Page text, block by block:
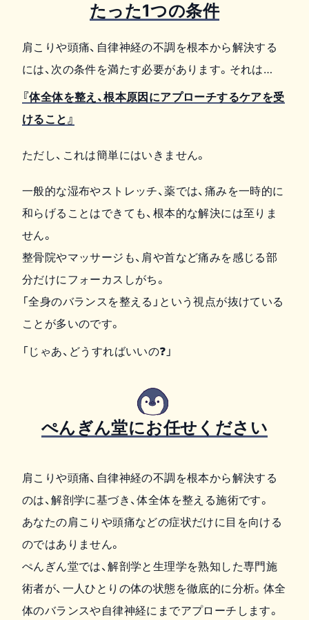
たった1つの条件
肩こりや頭痛、自律神経の不調を根本から解決する
には、次の条件を満たす必要があります。それは…
『体全体を整え、根本原因にアプローチするケアを受
けること』
ただし、これは簡単にはいきません。
一般的な湿布やストレッチ、薬では、痛みを一時的に
和らげることはできても、根本的な解決には至りま
せん。
整骨院やマッサージも、肩や首など痛みを感じる部
分だけにフォーカスしがち。
「全身のバランスを整える」という視点が抜けている
ことが多いのです。
「じゃあ、どうすればいいの❓」
ぺんぎん堂にお任せください
肩こりや頭痛、自律神経の不調を根本から解決する
のは、解剖学に基づき、体全体を整える施術です。
あなたの肩こりや頭痛などの症状だけに目を向ける
のではありません。
ぺんぎん堂では、解剖学と生理学を熟知した専門施
術者が、一人ひとりの体の状態を徹底的に分析。体全
体のバランスや自律神経にまでアプローチします。